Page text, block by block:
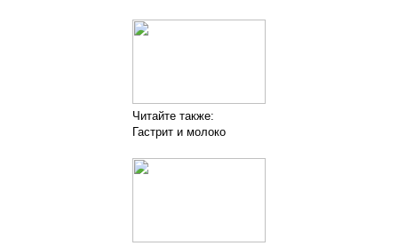
Читайте также:
Гастрит и молоко